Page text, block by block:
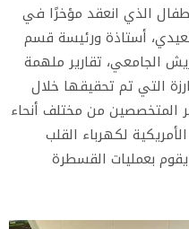
الذي انعقد مؤخرًا في
أستاذة ورئيسة قسم
الجامعي، تقارير ملهمة
التي تم تحقيقها خلال
المتخصصين من مختلف أنحاء
لكهرباء القلب
يقوم بعمليات القسطرة